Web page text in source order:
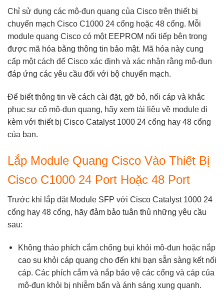
Chỉ sử dụng các mô-đun quang của Cisco trên thiết bị
chuyển mạch Cisco C1000 24 cổng hoặc 48 cổng. Mỗi
module quang Cisco có một EEPROM nối tiếp bên trong
được mã hóa bằng thông tin bảo mật. Mã hóa này cung
cấp một cách để Cisco xác định và xác nhận rằng mô-đun
đáp ứng các yêu cầu đối với bộ chuyển mạch.
Để biết thông tin về cách cài đặt, gỡ bỏ, nối cáp và khắc
phục sự cố mô-đun quang, hãy xem tài liệu về module đi
kèm với thiết bị Cisco Catalyst 1000 24 cổng hay 48 cổng
của bạn.
Lắp Module Quang Cisco Vào Thiết Bị
Cisco C1000 24 Port Hoặc 48 Port
Trước khi lắp đặt Module SFP với Cisco Catalyst 1000 24
cổng hay 48 cổng, hãy đảm bảo tuân thủ những yêu cầu
sau:
Không tháo phích cắm chống bụi khỏi mô-đun hoặc nắp
cao su khỏi cáp quang cho đến khi bạn sẵn sàng kết nối
cáp. Các phích cắm và nắp bảo vệ các cổng và cáp của
mô-đun khỏi bị nhiễm bẩn và ánh sáng xung quanh.